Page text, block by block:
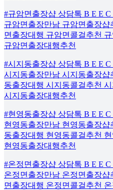
#규암면출장샵 상담톡 B E E C
규암면출장만남 규암면출장
면출장대행 규암면콜걸추천
규암면출장대행추천
#시지동출장샵 상담톡 B E E C
시지동출장만남 시지동출장샵
동출장대행 시지동콜걸추천
시지동출장대행추천
#현영동출장샵 상담톡 B E E C
현영동출장만남 현영동출장
동출장대행 현영동콜걸추천
현영동출장대행추천
#온정면출장샵 상담톡 B E E C
온정면출장만남 온정면출장
면출장대행 온정면콜걸추천